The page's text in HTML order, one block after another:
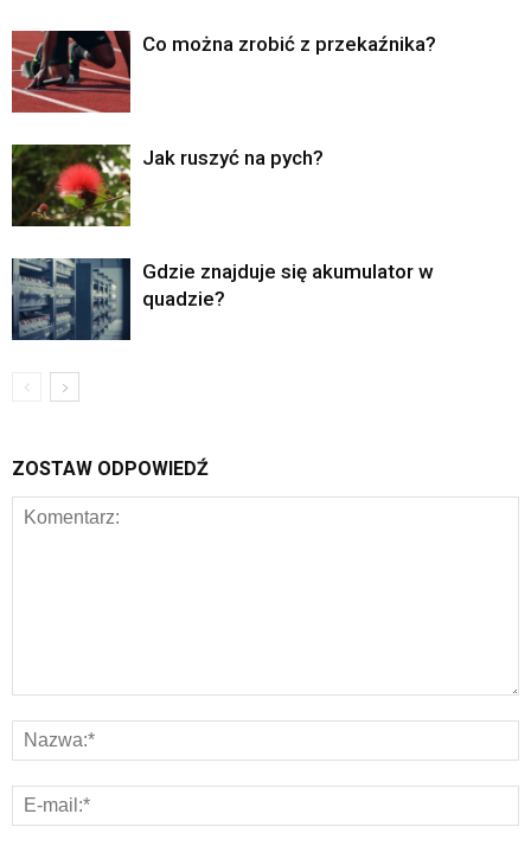
Co można zrobić z przekaźnika?
Jak ruszyć na pych?
Gdzie znajduje się akumulator w
quadzie?
ZOSTAW ODPOWIEDŹ